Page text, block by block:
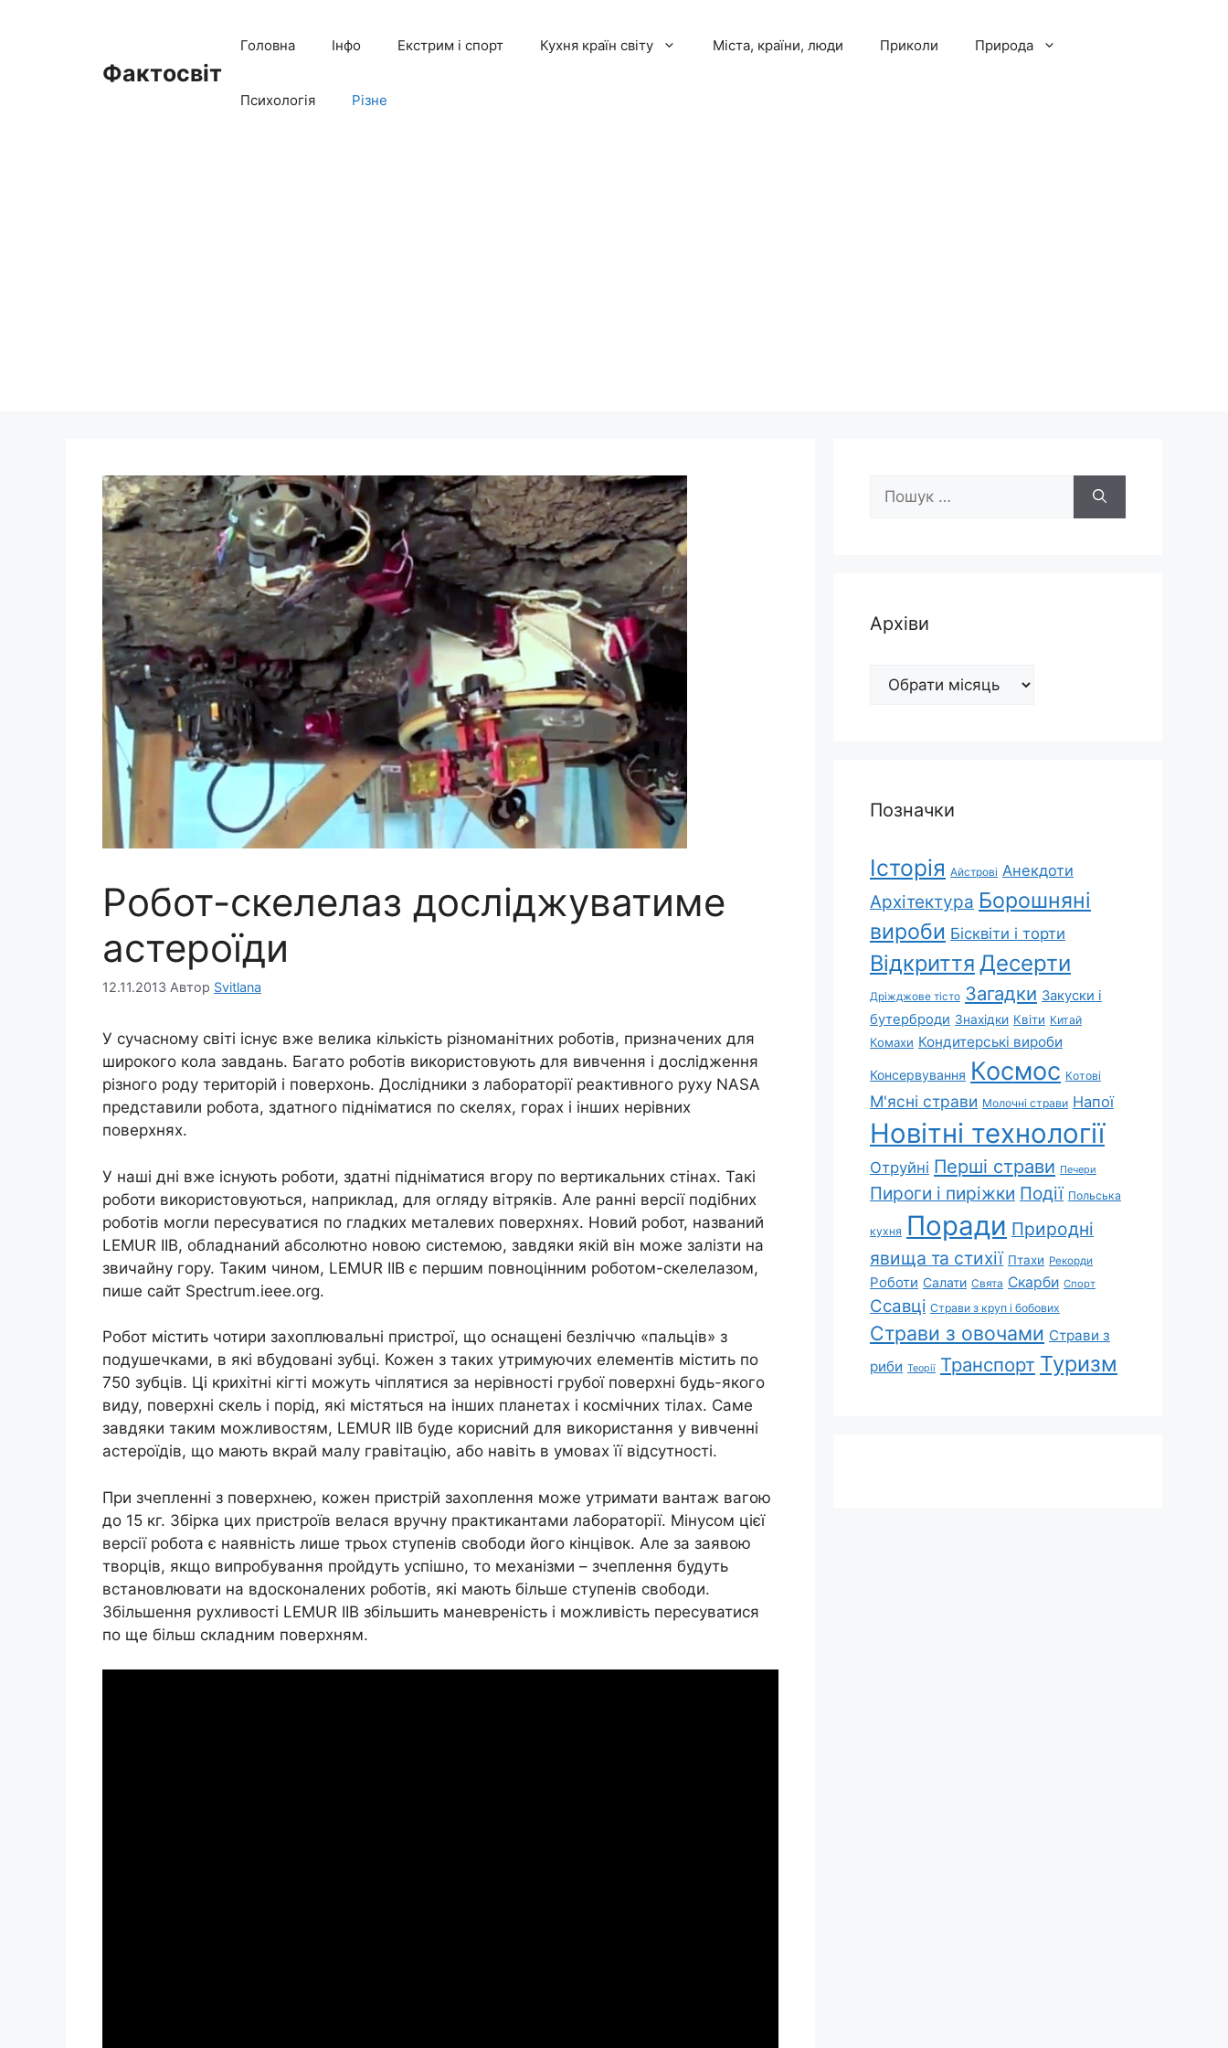
Фактосвіт
Головна Інфо Екстрим і спорт Кухня країн світу Міста, країни, люди Приколи Природа
Психологія Різне
Робот-скелелаз досліджуватиме
астероїди
12.11.2013 Автор Svitlana
У сучасному світі існує вже велика кількість різноманітних роботів, призначених для
широкого кола завдань. Багато роботів використовують для вивчення і дослідження
різного роду територій і поверхонь. Дослідники з лабораторії реактивного руху NASA
представили робота, здатного підніматися по скелях, горах і інших нерівних
поверхнях.
У наші дні вже існують роботи, здатні підніматися вгору по вертикальних стінах. Такі
роботи використовуються, наприклад, для огляду вітряків. Але ранні версії подібних
роботів могли пересуватися по гладких металевих поверхнях. Новий робот, названий
LEMUR IIB, обладнаний абсолютно новою системою, завдяки якій він може залізти на
звичайну гору. Таким чином, LEMUR IIB є першим повноцінним роботом-скелелазом,
пише сайт Spectrum.ieee.org.
Робот містить чотири захоплювальні пристрої, що оснащені безліччю «пальців» з
подушечками, в які вбудовані зубці. Кожен з таких утримуючих елементів містить по
750 зубців. Ці крихітні кігті можуть чіплятися за нерівності грубої поверхні будь-якого
виду, поверхні скель і порід, які містяться на інших планетах і космічних тілах. Саме
завдяки таким можливостям, LEMUR IIB буде корисний для використання у вивченні
астероїдів, що мають вкрай малу гравітацію, або навіть в умовах її відсутності.
При зчепленні з поверхнею, кожен пристрій захоплення може утримати вантаж вагою
до 15 кг. Збірка цих пристроїв велася вручну практикантами лабораторії. Мінусом цієї
версії робота є наявність лише трьох ступенів свободи його кінцівок. Але за заявою
творців, якщо випробування пройдуть успішно, то механізми – зчеплення будуть
встановлювати на вдосконалених роботів, які мають більше ступенів свободи.
Збільшення рухливості LEMUR IIB збільшить маневреність і можливість пересуватися
по ще більш складним поверхням.
Пошук:
Архіви
Архіви
Позначки
Історія Айстрові Анекдоти
Архітектура Борошняні
вироби Бісквіти і торти
Відкриття Десерти
Дріжджове тісто Загадки Закуски і
бутерброди Знахідки Квіти Китай
Комахи Кондитерські вироби
Консервування Космос Котові
М'ясні страви Молочні страви Напої
Новітні технології
Отруйні Перші страви Печери
Пироги і пиріжки Події Польська
кухня Поради Природні
явища та стихії Птахи Рекорди
Роботи Салати Свята Скарби Спорт
Ссавці Страви з круп і бобових
Страви з овочами Страви з
риби Теорії Транспорт Туризм